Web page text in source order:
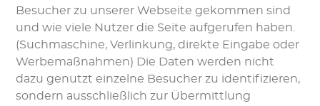
Besucher zu unserer Webseite gekommen sind
und wie viele Nutzer die Seite aufgerufen haben.
(Suchmaschine, Verlinkung, direkte Eingabe oder
Werbemaßnahmen) Die Daten werden nicht
dazu genutzt einzelne Besucher zu identifizieren,
sondern ausschließlich zur Übermittlung